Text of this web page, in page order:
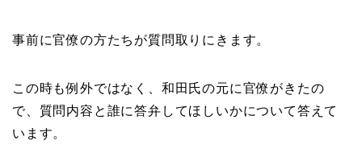
事前に官僚の方たちが質問取りにきます。
この時も例外ではなく、和田氏の元に官僚がきたの
で、質問内容と誰に答弁してほしいかについて答えて
います。